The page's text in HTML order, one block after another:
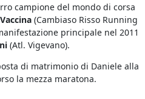
campione del mondo di corsa
(Cambiaso Risso Running
principale nel 2011
(Atl. Vigevano).
di matrimonio di Daniele alla
la mezza maratona.